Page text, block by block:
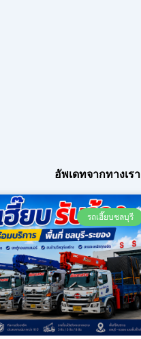
อัพเดทจากทางเรา
รถเฮี๊ยบชลบุรี